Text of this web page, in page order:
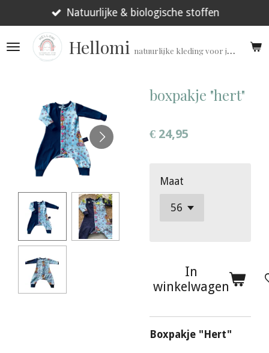
direct
naar
Hellomi natuurlijke kleding voor jouw prematuur!
Natuurlijke & biologische stoffen
boxpakje "hert"
€ 24,95
Maat
In
winkelwagen
Boxpakje "Hert"